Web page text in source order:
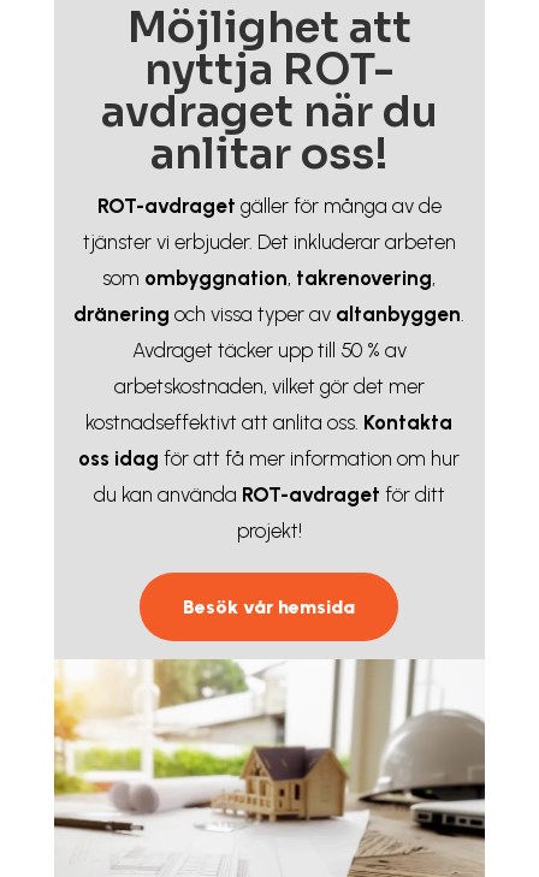
Möjlighet att
nyttja ROT-
avdraget när du
anlitar oss!
ROT-avdraget gäller för många av de
tjänster vi erbjuder. Det inkluderar arbeten
som ombyggnation, takrenovering,
dränering och vissa typer av altanbyggen.
Avdraget täcker upp till 50 % av
arbetskostnaden, vilket gör det mer
kostnadseffektivt att anlita oss. Kontakta
oss idag för att få mer information om hur
du kan använda ROT-avdraget för ditt
projekt!
Besök vår hemsida